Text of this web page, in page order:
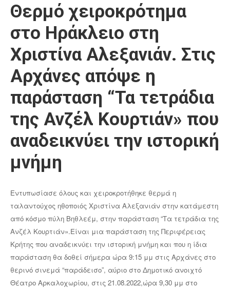
Θερμό χειροκρότημα
στο Ηράκλειο στη
Χριστίνα Αλεξανιάν. Στις
Αρχάνες απόψε η
παράσταση “Τα τετράδια
της Ανζέλ Κουρτιάν» που
αναδεικνύει την ιστορική
μνήμη
Εντυπωσίασε όλους και χειροκροτήθηκε θερμά η
ταλαντούχος ηθοποιός Χριστίνα Αλεξανιάν στην κατάμεστη
από κόσμο πύλη Βηθλεέμ, στην παράσταση “Τα τετράδια της
Ανζέλ Κουρτιάν».Είναι μια παράσταση της Περιφέρειας
Κρήτης που αναδεικνύει την ιστορική μνήμη και που η ίδια
παράσταση θα δοθεί σήμερα ώρα 9:15 μμ στις Αρχάνες στο
θερινό σινεμά “παράδεισο”, αύριο στο Δημοτικό ανοιχτό
Θέατρο Αρκαλοχωρίου, στις 21.08.2022,ώρα 9,30 μμ στο